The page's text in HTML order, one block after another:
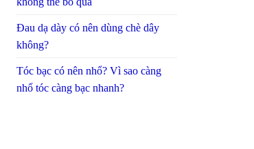
Đau dạ dày có nên dùng chè dây
không?
Tóc bạc có nên nhổ? Vì sao càng
nhổ tóc càng bạc nhanh?